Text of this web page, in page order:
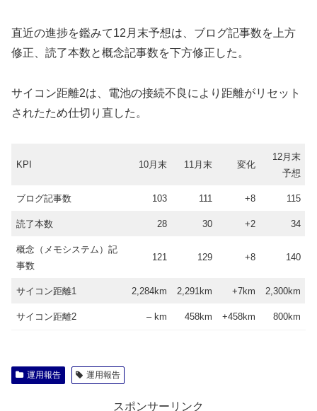
直近の進捗を鑑みて12月末予想は、ブログ記事数を上方
修正、読了本数と概念記事数を下方修正した。
サイコン距離2は、電池の接続不良により距離がリセット
されたため仕切り直した。
KPI 10月末 11月末 変化
12月末
予想
ブログ記事数 103 111 +8 115
読了本数 28 30 +2 34
概念（メモシステム）記
事数
121 129 +8 140
サイコン距離1 2,284km 2,291km +7km 2,300km
サイコン距離2 – km 458km +458km 800km
運用報告 運用報告
スポンサーリンク